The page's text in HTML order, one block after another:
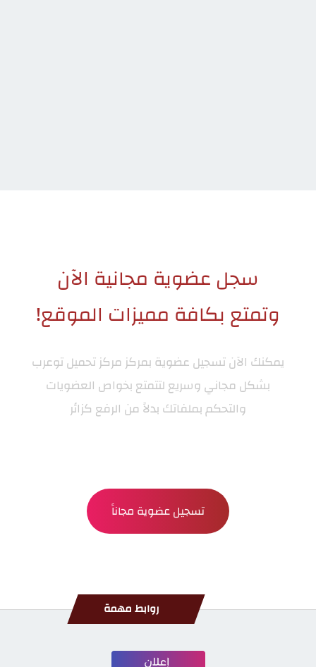
سجل عضوية مجانية الآن
وتمتع بكافة مميزات الموقع!
يمكنك الآن تسجيل عضوية بمركزمركز تحميل توعرب
بشكل مجاني وسريع لتتمتع بخواص العضويات
والتحكم بملفاتك بدلاً من الرفع كزائر
تسجيل عضوية مجاناً
روابط مهمة